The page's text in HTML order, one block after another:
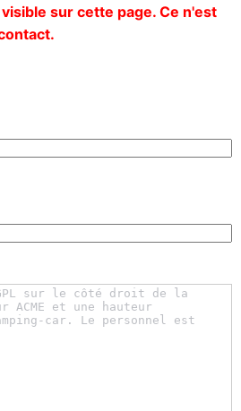
sur cette page. Ce n'est